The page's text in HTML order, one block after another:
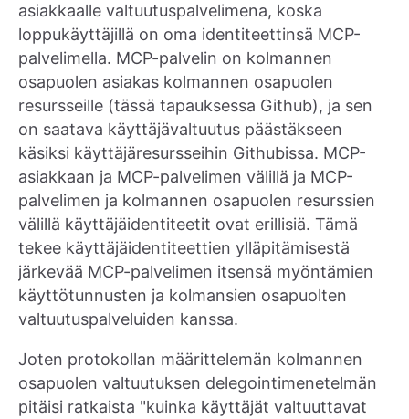
asiakkaalle valtuutuspalvelimena, koska
loppukäyttäjillä on oma identiteettinsä MCP-
palvelimella. MCP-palvelin on kolmannen
osapuolen asiakas kolmannen osapuolen
resursseille (tässä tapauksessa Github), ja sen
on saatava käyttäjävaltuutus päästäkseen
käsiksi käyttäjäresursseihin Githubissa. MCP-
asiakkaan ja MCP-palvelimen välillä ja MCP-
palvelimen ja kolmannen osapuolen resurssien
välillä käyttäjäidentiteetit ovat erillisiä. Tämä
tekee käyttäjäidentiteettien ylläpitämisestä
järkevää MCP-palvelimen itsensä myöntämien
käyttötunnusten ja kolmansien osapuolten
valtuutuspalveluiden kanssa.
Joten protokollan määrittelemän kolmannen
osapuolen valtuutuksen delegointimenetelmän
pitäisi ratkaista "kuinka käyttäjät valtuuttavat